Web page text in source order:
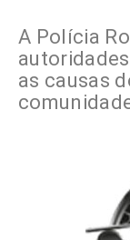
A Polícia
as causas